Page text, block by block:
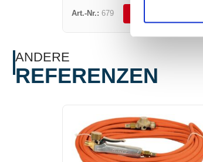
Art.-Nr.: 679
ANDERE
REFERENZEN